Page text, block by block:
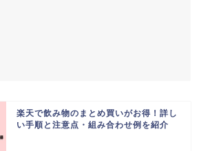
楽天で飲み物のまとめ買いがお得！詳し
い手順と注意点・組み合わせ例を紹介